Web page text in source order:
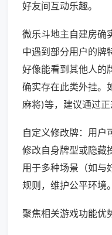
好友间互动乐趣。
微乐斗地主自建房确
中遇到部分用户的牌
好像能看到其他人的
确实存在此类外挂。
麻将)等，建议通过正
自定义修改牌：用户
修改自身牌型或隐藏
用于多种场景（如与
规则，维护公平环境。
聚焦相关游戏功能优